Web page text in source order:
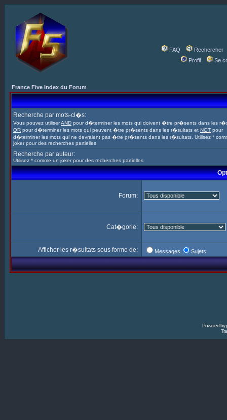
FAQ
Rechercher
Profil
Se
France Five Index du Forum
Recherche par mots-cl�s:
Vous pouvez utiliserAND pour d�terminer les mots qui doivent �tre pr�sents dans les
OR pour d�terminer les mots qui peuvent �tre pr�sents dans les r�sultats et NOT pour
d�terminer les mots qui ne devraient pas �tre pr�sents dans les r�sultats. Utilisez *
joker pour des recherches partielles
Recherche par auteur:
Utilisez * comme un joker pour des recherches partielles
Forum:
Cat�gorie:
Afficher les r�sultats sous forme de: Messages Sujets
Powered by